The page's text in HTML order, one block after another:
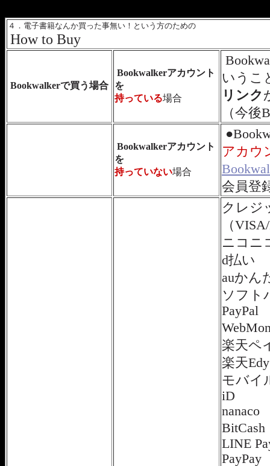
４．電子書籍なんか買った事無い！という方のための
How to Buy
Bookwalkerで買う場合
Bookwalkerアカウント
を
持っている場合
いうこ
リンク
（今
Bookwalkerアカウント
を
持っていない場合
アカウ
会員登
クレジ
（
ニコニ
d払い
auかん
ソフト
PayPal
楽天ペ
楽天Edy
モバイ
iD
nanaco
LINE
PayPay